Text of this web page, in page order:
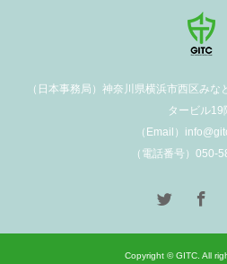
（日本事務局）神奈川県横浜市西区み
タービル19
（Email）
（電話番号）050-
Copyright © GITC. All